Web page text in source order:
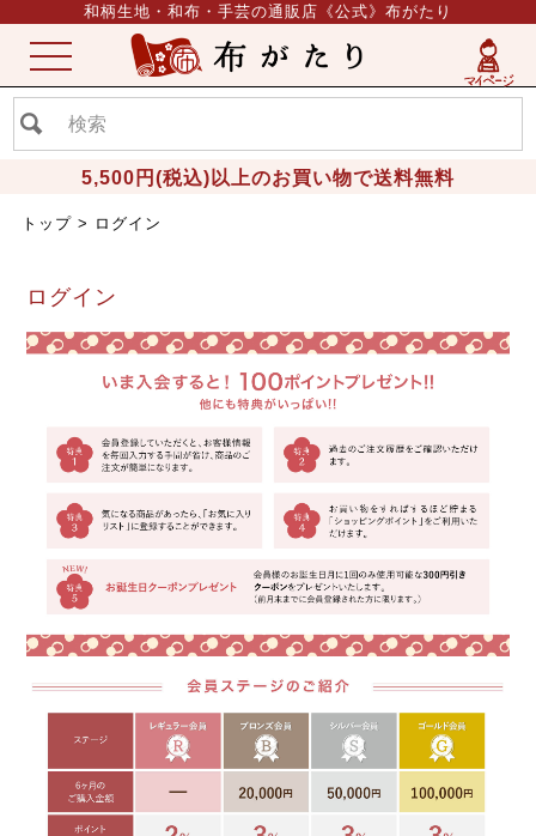
和柄生地・和布・手芸の通販店《公式》布がたり
5,500円(税込)以上のお買い物で送料無料
ME
NU
トップ ログイン
ログイン